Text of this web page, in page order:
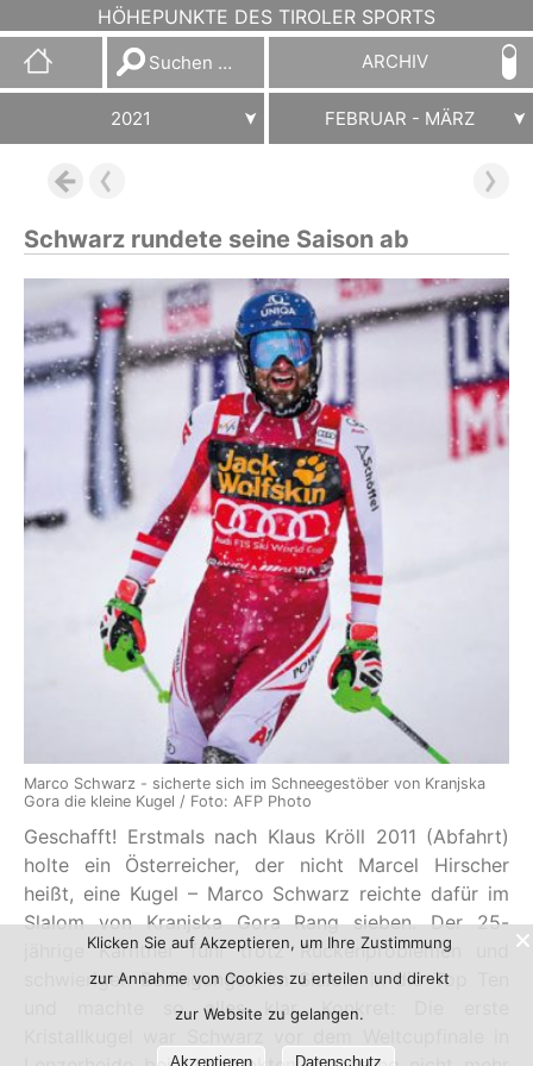
HÖHEPUNKTE DES TIROLER SPORTS
Suchen
nach:
ARCHIV
2021 FEBRUAR - MÄRZ
Schwarz rundete seine Saison ab
Marco Schwarz - sicherte sich im Schneegestöber von Kranjska
Gora die kleine Kugel / Foto: AFP Photo
Geschafft! Erstmals nach Klaus Kröll 2011 (Abfahrt)
holte ein Österreicher, der nicht Marcel Hirscher
heißt, eine Kugel – Marco Schwarz reichte dafür im
Slalom von Kranjska Gora Rang sieben. Der 25-
jährige Kärntner fuhr trotz Rückenproblemen und
schwierigen Bedingungen im Slalom in die Top Ten
und machte so alles klar. Konkret: Die erste
Klicken Sie auf Akzeptieren, um Ihre Zustimmung
zur Annahme von Cookies zu erteilen und direkt
zur Website zu gelangen.
Akzeptieren Datenschutz